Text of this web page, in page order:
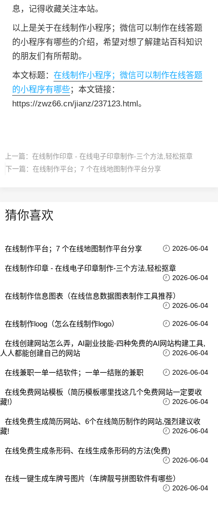
息，记得收藏关注本站。
以上是关于在线制作小程序；微信可以制作在线答题
的小程序有哪些的介绍，希望对想了解建站百科知识
的朋友们有所帮助。
本文标题： 在线制作小程序；微信可以制作在线答题
的小程序有哪些；本文链接：
https://zwz66.cn/jianz/237123.html。
上一篇： 在线制作印章 - 在线电子印章制作-三个方法,轻松抠章
下一篇： 在线制作平台；7 个在线地图制作平台分享
猜你喜欢
在线制作平台；7 个在线地图制作平台分享 2026-06-04
在线制作印章 - 在线电子印章制作-三个方法,轻松抠章
2026-06-04
在线制作信息图表（在线信息数据图表制作工具推荐）
2026-06-04
在线制作loog（怎么在线制作logo） 2026-06-04
在线创建网站怎么弄，AI副业技能-四种免费的AI网站构建工具,
人人都能创建自己的网站
2026-06-04
在线兼职一单一结软件；一单一结账的兼职 2026-06-04
在线免费网站模板（简历模板哪里找这几个免费网站一定要收
藏!）
2026-06-04
在线免费生成简历网站、6个在线简历制作的网站,强烈建议收
藏!
2026-06-04
在线免费生成条形码、在线生成条形码的方法(免费)
2026-06-04
在线一键生成车牌号图片（车牌靓号拼图软件有哪些）
2026-06-04